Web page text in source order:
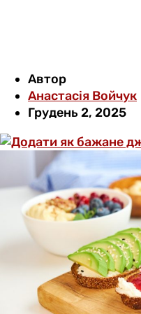
Автор
Анастасія Войчук
Грудень 2, 2025